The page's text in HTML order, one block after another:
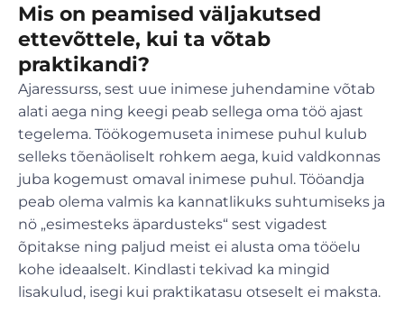
Mis on peamised väljakutsed
ettevõttele, kui ta võtab
praktikandi?
Ajaressurss, sest uue inimese juhendamine võtab
alati aega ning keegi peab sellega oma töö ajast
tegelema. Töökogemuseta inimese puhul kulub
selleks tõenäoliselt rohkem aega, kuid valdkonnas
juba kogemust omaval inimese puhul. Tööandja
peab olema valmis ka kannatlikuks suhtumiseks ja
nö „esimesteks äpardusteks“ sest vigadest
õpitakse ning paljud meist ei alusta oma tööelu
kohe ideaalselt. Kindlasti tekivad ka mingid
lisakulud, isegi kui praktikatasu otseselt ei maksta.